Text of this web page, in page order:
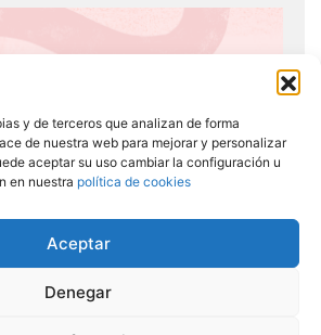
y de terceros que analizan de forma
de nuestra web para mejorar y personalizar
aceptar su uso cambiar la configuración u
en nuestra política de cookies
Aceptar
Denegar